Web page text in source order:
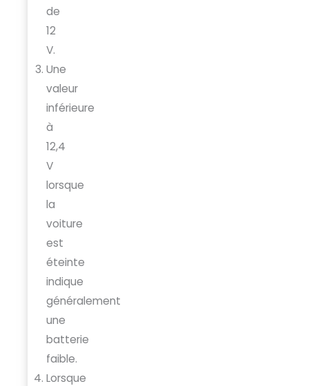
de
12
V.
Une
valeur
inférieure
à
12,4
V
lorsque
la
voiture
est
éteinte
indique
généralement
une
batterie
faible.
Lorsque